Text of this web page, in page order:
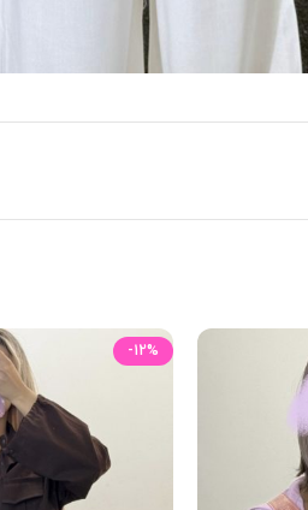
بزرگنمایی تصویر
-12%